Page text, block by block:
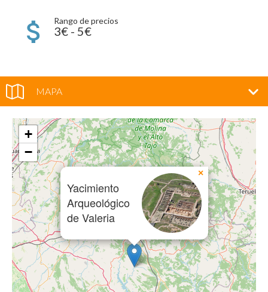
Rango de precios
3€ - 5€
MAPA
Yacimiento
Arqueológico
de Valeria
×
+
−